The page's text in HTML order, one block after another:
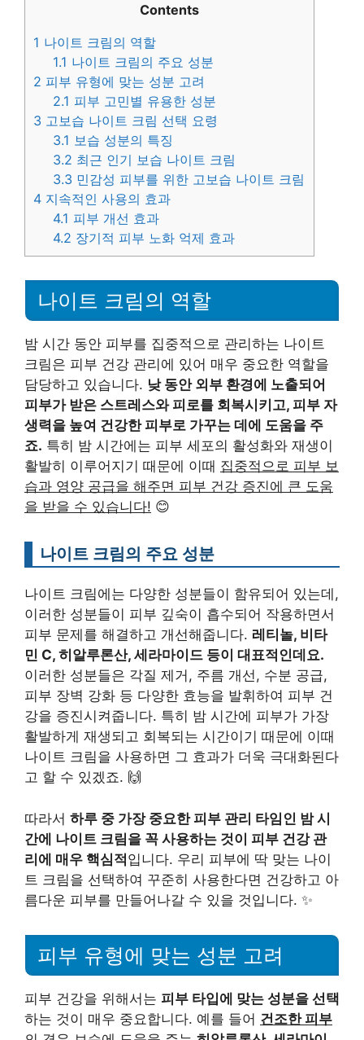
Contents
1 나이트 크림의 역할
1.1 나이트 크림의 주요 성분
2 피부 유형에 맞는 성분 고려
2.1 피부 고민별 유용한 성분
3 고보습 나이트 크림 선택 요령
3.1 보습 성분의 특징
3.2 최근 인기 보습 나이트 크림
3.3 민감성 피부를 위한 고보습 나이트 크림
4 지속적인 사용의 효과
4.1 피부 개선 효과
4.2 장기적 피부 노화 억제 효과
나이트 크림의 역할
밤 시간 동안 피부를 집중적으로 관리하는 나이트
크림은 피부 건강 관리에 있어 매우 중요한 역할을
담당하고 있습니다. 낮 동안 외부 환경에 노출되어
피부가 받은 스트레스와 피로를 회복시키고, 피부 자
생력을 높여 건강한 피부로 가꾸는 데에 도움을 주
죠. 특히 밤 시간에는 피부 세포의 활성화와 재생이
활발히 이루어지기 때문에 이때 집중적으로 피부 보
습과 영양 공급을 해주면 피부 건강 증진에 큰 도움
을 받을 수 있습니다! 😊
나이트 크림의 주요 성분
나이트 크림에는 다양한 성분들이 함유되어 있는데,
이러한 성분들이 피부 깊숙이 흡수되어 작용하면서
피부 문제를 해결하고 개선해줍니다. 레티놀, 비타
민 C, 히알루론산, 세라마이드 등이 대표적인데요.
이러한 성분들은 각질 제거, 주름 개선, 수분 공급,
피부 장벽 강화 등 다양한 효능을 발휘하여 피부 건
강을 증진시켜줍니다. 특히 밤 시간에 피부가 가장
활발하게 재생되고 회복되는 시간이기 때문에 이때
나이트 크림을 사용하면 그 효과가 더욱 극대화된다
고 할 수 있겠죠. 🙌
따라서 하루 중 가장 중요한 피부 관리 타임인 밤 시
간에 나이트 크림을 꼭 사용하는 것이 피부 건강 관
리에 매우 핵심적입니다. 우리 피부에 딱 맞는 나이
트 크림을 선택하여 꾸준히 사용한다면 건강하고 아
름다운 피부를 만들어나갈 수 있을 것입니다. ✨
피부 유형에 맞는 성분 고려
피부 건강을 위해서는 피부 타입에 맞는 성분을 선택
하는 것이 매우 중요합니다. 예를 들어 건조한 피부